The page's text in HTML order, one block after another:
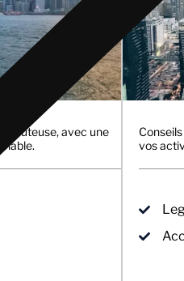
coûteuse, avec une
vos